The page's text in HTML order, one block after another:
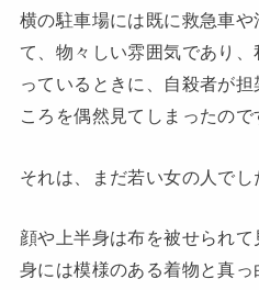
横の駐車場には既に救急車
て、物々しい雰囲気であり
っているときに、自殺者が
ころを偶然見てしまったので
それは、まだ若い女の人でし
顔や上半身は布を被せられ
身には模様のある着物と真